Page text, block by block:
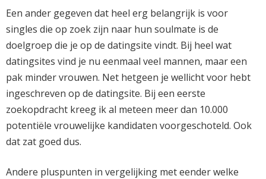
Een ander gegeven dat heel erg belangrijk is voor
singles die op zoek zijn naar hun soulmate is de
doelgroep die je op de datingsite vindt. Bij heel wat
datingsites vind je nu eenmaal veel mannen, maar een
pak minder vrouwen. Net hetgeen je wellicht voor hebt
ingeschreven op de datingsite. Bij een eerste
zoekopdracht kreeg ik al meteen meer dan 10.000
potentiële vrouwelijke kandidaten voorgeschoteld. Ook
dat zat goed dus.
Andere pluspunten in vergelijking met eender welke